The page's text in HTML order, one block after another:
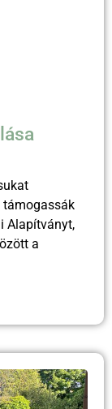
támogassák
Alapítványt,
a